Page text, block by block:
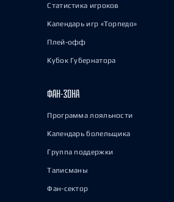
Статистика игроков
Календарь игр «Торпедо»
Плей-офф
Кубок Губернатора
ФАН-ЗОНА
Программа лояльности
Календарь болельщика
Группа поддержки
Талисманы
Фан-сектор